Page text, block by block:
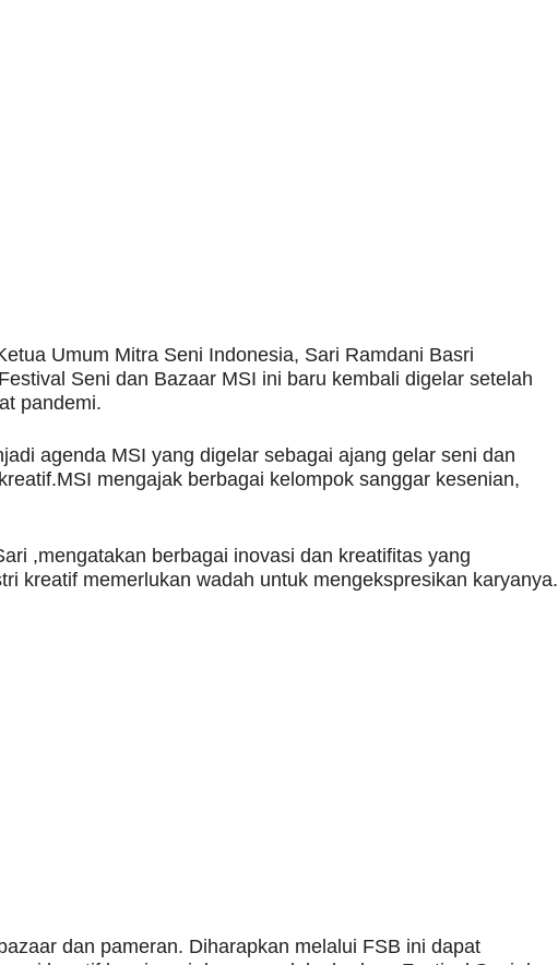
Umum Mitra Seni Indonesia, Sari Ramdani Basri
Seni dan Bazaar MSI ini baru kembali digelar setelah
pandemi.
agenda MSI yang digelar sebagai ajang gelar seni dan
mengajak berbagai kelompok sanggar kesenian,
,mengatakan berbagai inovasi dan kreatifitas yang
kreatif memerlukan wadah untuk mengekspresikan karyanya.
dan pameran. Diharapkan melalui FSB ini dapat